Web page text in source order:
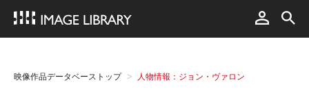
映像作品データベーストップ 人物情報：ジョン・ヴァロン